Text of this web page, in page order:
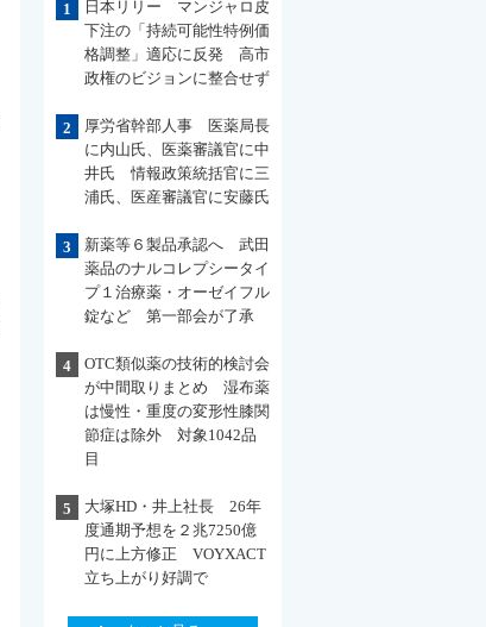
1
日本リリー マンジャロ皮
下注の「持続可能性特例価
格調整」適応に反発 高市
政権のビジョンに整合せず
2
厚労省幹部人事 医薬局長
に内山氏、医薬審議官に中
井氏 情報政策統括官に三
浦氏、医産審議官に安藤氏
3
新薬等６製品承認へ 武田
薬品のナルコレプシータイ
プ１治療薬・オーゼイフル
錠など 第一部会が了承
4
OTC類似薬の技術的検討会
が中間取りまとめ 湿布薬
は慢性・重度の変形性膝関
節症は除外 対象1042品
目
5
大塚HD・井上社長 26年
度通期予想を２兆7250億
円に上方修正 VOYXACT
立ち上がり好調で